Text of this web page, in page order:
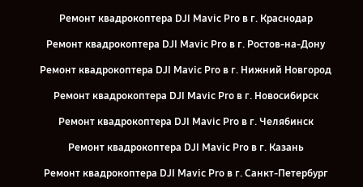
Ремонт квадрокоптера DJI Mavic Pro в г. Краснодар
Ремонт квадрокоптера DJI Mavic Pro в г. Ростов-на-Дону
Ремонт квадрокоптера DJI Mavic Pro в г. Нижний Новгород
Ремонт квадрокоптера DJI Mavic Pro в г. Новосибирск
Ремонт квадрокоптера DJI Mavic Pro в г. Челябинск
Ремонт квадрокоптера DJI Mavic Pro в г. Казань
Ремонт квадрокоптера DJI Mavic Pro в г. Санкт-Петербург